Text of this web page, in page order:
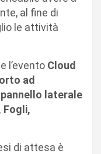
al fine di
le attività
l’evento Cloud
ad
laterale
Fogli,
di attesa è